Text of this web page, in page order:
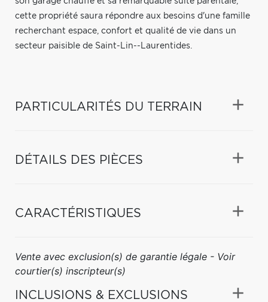
cette propriété saura répondre aux besoins d'une famille
recherchant espace, confort et qualité de vie dans un
secteur paisible de Saint-Lin--Laurentides.
PARTICULARITÉS DU TERRAIN
DÉTAILS DES PIÈCES
CARACTÉRISTIQUES
Vente avec exclusion(s) de garantie légale - Voir
courtier(s) inscripteur(s)
INCLUSIONS & EXCLUSIONS